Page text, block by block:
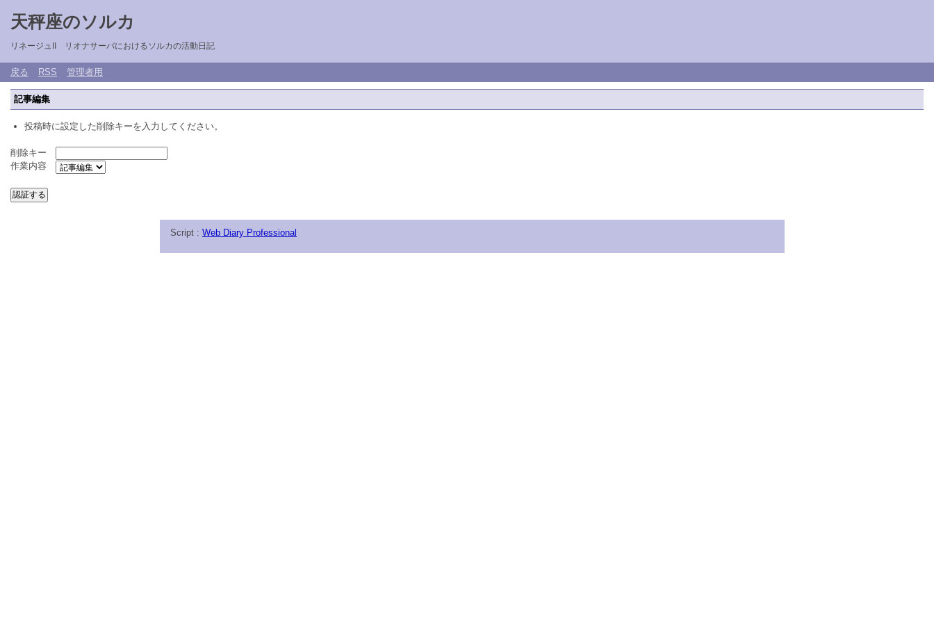
天秤座のソルカ
リネージュII リオナサーバにおけるソルカの活動日記
戻る RSS 管理者用
記事編集
投稿時に設定した削除キーを入力してください。
削除キー
作業内容
Script : Web Diary Professional